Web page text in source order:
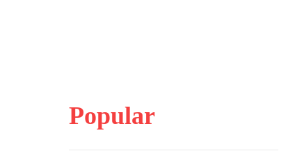
Popular